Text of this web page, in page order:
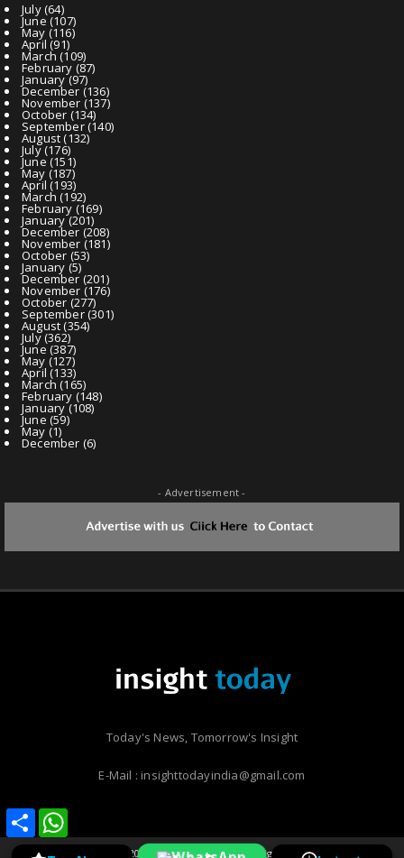
Share
Share
July(64)
June(107)
May (116)
April (91)
March (109)
February (87)
January(97)
December (136)
November (137)
October (134)
September(140)
August(132)
July(176)
June(151)
May (187)
April (193)
March (192)
February (169)
January(201)
December (208)
November (181)
October (53)
January (5)
December(201)
November (176)
October (277)
September(301)
August(354)
July(362)
June(387)
May (127)
April (133)
March (165)
February (148)
January(108)
June (59)
May (1)
December (6)
- Advertisement -
Today's News, Tomorrow's Insight
E-Mail : insighttodayindia@gmail.com
Copyright © 2026 | Insight Today | All Rights Reserved